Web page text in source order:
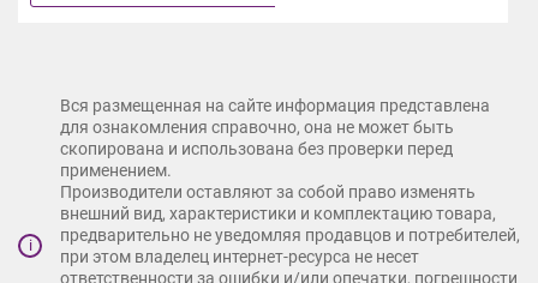
i
Вся размещенная на сайте информация представлена
для ознакомления справочно, она не может быть
скопирована и использована без проверки перед
применением.
Производители оставляют за собой право изменять
внешний вид, характеристики и комплектацию товара,
предварительно не уведомляя продавцов и потребителей,
при этом владелец интернет-ресурса не несет
ответственности за ошибки и/или опечатки, погрешности